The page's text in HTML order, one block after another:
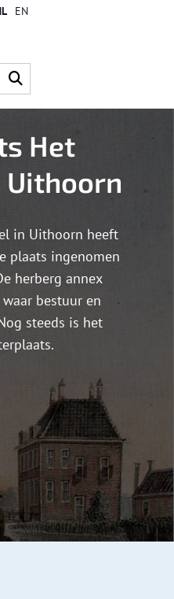
EN
Het
Uithoorn
in Uithoorn heeft
plaats ingenomen
herberg annex
bestuur en
steeds is het